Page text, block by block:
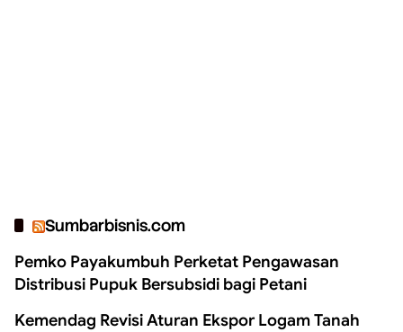
Sumbarbisnis.com
Pemko Payakumbuh Perketat Pengawasan
Distribusi Pupuk Bersubsidi bagi Petani
Kemendag Revisi Aturan Ekspor Logam Tanah